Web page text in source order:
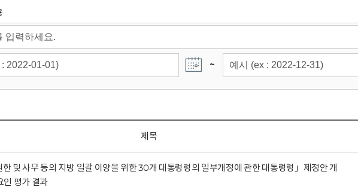
~
제목
한 및 사무 등의 지방 일괄 이양을 위한 30개 대통령령의 일부개정에 관한 대통령령」제정안 개
인 평가 결과